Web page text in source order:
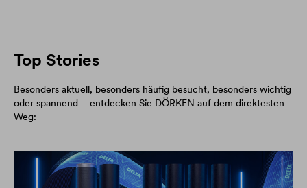
Top Stories
Besonders aktuell, besonders häufig besucht, besonders wichtig
oder spannend – entdecken Sie DÖRKEN auf dem direktesten
Weg: